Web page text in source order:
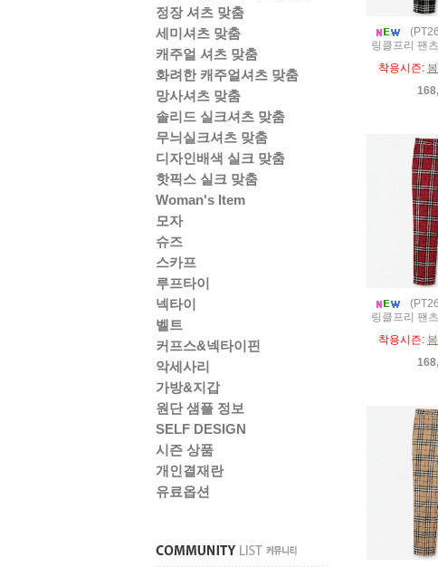
정장 셔츠 맞춤
세미셔츠 맞춤
캐주얼 셔츠 맞춤
화려한 캐주얼셔츠 맞춤
망사셔츠 맞춤
솔리드 실크셔츠 맞춤
무늬실크셔츠 맞춤
디자인배색 실크 맞춤
핫픽스 실크 맞춤
Woman's Item
모자
슈즈
스카프
루프타이
넥타이
벨트
커프스&넥타이핀
악세사리
가방&지갑
원단 샘플 정보
SELF DESIGN
시즌 상품
개인결재란
유료옵션
링클프리 팬
착용시즌: 봄
링클프리 팬
착용시즌: 봄